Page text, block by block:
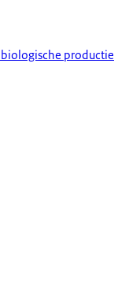
productie